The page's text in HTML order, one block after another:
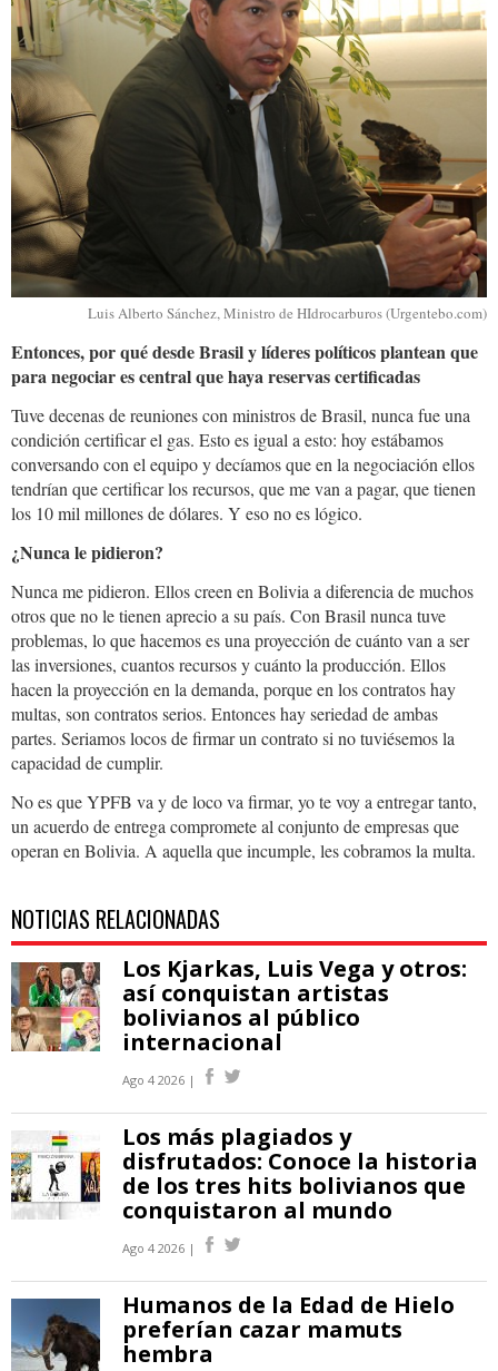
Luis Alberto Sánchez, Ministro de HIdrocarburos (Urgentebo.com)
Entonces, por qué desde Brasil y líderes políticos plantean que
para negociar es central que haya reservas certificadas
Tuve decenas de reuniones con ministros de Brasil, nunca fue una
condición certificar el gas. Esto es igual a esto: hoy estábamos
conversando con el equipo y decíamos que en la negociación ellos
tendrían que certificar los recursos, que me van a pagar, que tienen
los 10 mil millones de dólares. Y eso no es lógico.
¿Nunca le pidieron?
Nunca me pidieron. Ellos creen en Bolivia a diferencia de muchos
otros que no le tienen aprecio a su país. Con Brasil nunca tuve
problemas, lo que hacemos es una proyección de cuánto van a ser
las inversiones, cuantos recursos y cuánto la producción. Ellos
hacen la proyección en la demanda, porque en los contratos hay
multas, son contratos serios. Entonces hay seriedad de ambas
partes. Seriamos locos de firmar un contrato si no tuviésemos la
capacidad de cumplir.
No es que YPFB va y de loco va firmar, yo te voy a entregar tanto,
un acuerdo de entrega compromete al conjunto de empresas que
operan en Bolivia. A aquella que incumple, les cobramos la multa.
NOTICIAS RELACIONADAS
Los Kjarkas, Luis Vega y otros:
así conquistan artistas
bolivianos al público
internacional
Ago 4 2026 |
Los más plagiados y
disfrutados: Conoce la historia
de los tres hits bolivianos que
conquistaron al mundo
Ago 4 2026 |
Humanos de la Edad de Hielo
preferían cazar mamuts
hembra